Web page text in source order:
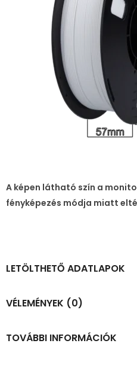
A képen látható szín a
fényképezés módja miatt
LETÖLTHETŐ ADATLAPOK
VÉLEMÉNYEK (0)
TOVÁBBI INFORMÁCIÓK